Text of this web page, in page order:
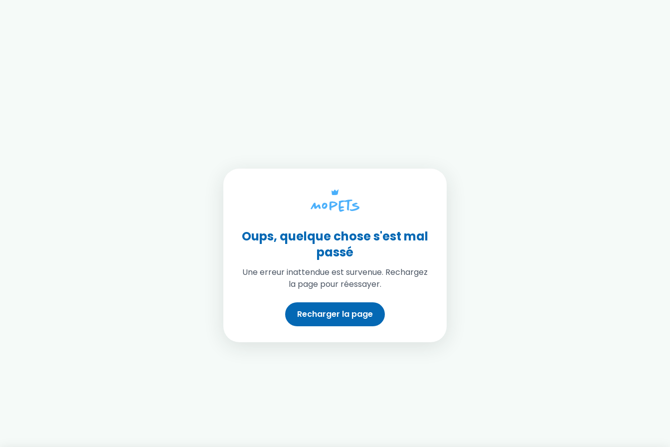
Oups, quelque chose s'est mal
passé
Une erreur inattendue est survenue. Rechargez
la page pour réessayer.
Recharger la page